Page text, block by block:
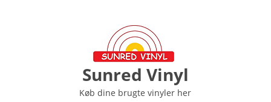
Sunred Vinyl
Køb dine brugte vinyler her